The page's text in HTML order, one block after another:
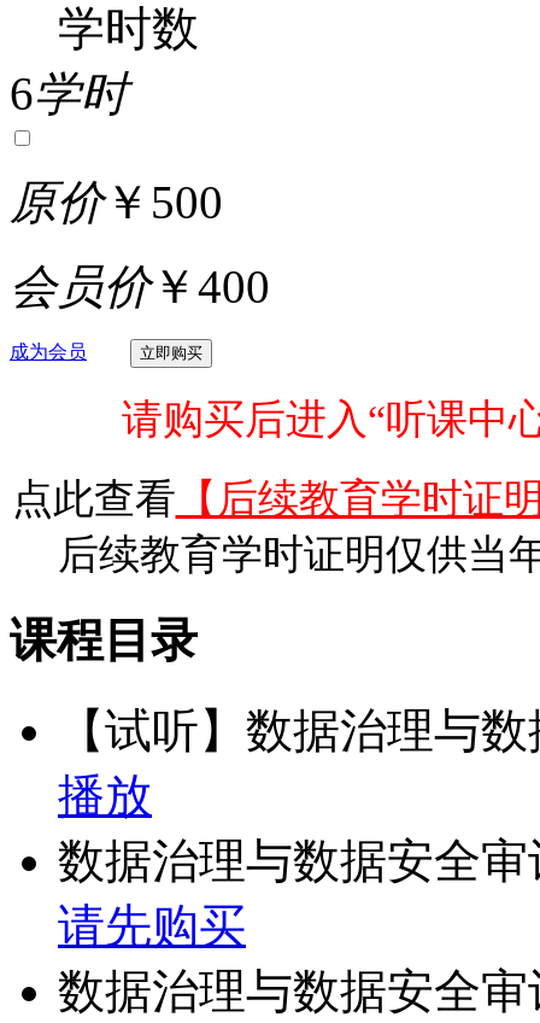
学时数
6学时
原价￥500
会员价￥400
成为会员
请购买后进入“听课中
点此查看 【后续教育学时证
后续教育学时证明仅供当
课程目录
【试听】数据治理与
播放
数据治理与数据安全
请先购买
数据治理与数据安全